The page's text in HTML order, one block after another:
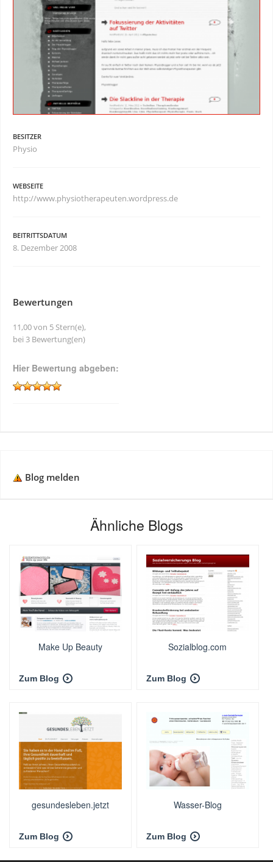
BESITZER
Physio
WEBSEITE
http://www.physiotherapeuten.wordpress.de
BEITRITTSDATUM
8. Dezember 2008
Bewertungen
11,00 von 5 Stern(e),
bei 3 Bewertung(en)
Hier Bewertung abgeben:
Blog melden
Ähnliche Blogs
Make Up Beauty
Zum Blog
Sozialblog.com
Zum Blog
gesundesleben.jetzt
Zum Blog
Wasser-Blog
Zum Blog